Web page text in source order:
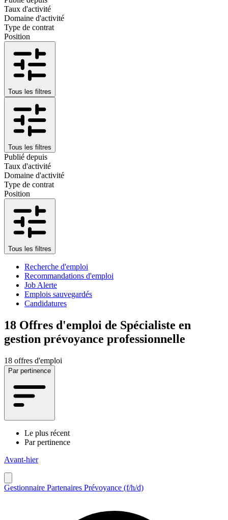
Taux d'activité
Domaine d'activité
Type de contrat
Position
Tous les filtres
Tous les filtres
Publié depuis
Taux d'activité
Domaine d'activité
Type de contrat
Position
Tous les filtres
Recherche d'emploi
Recommandations d'emploi
Job Alerte
Emplois sauvegardés
Candidatures
18 Offres d'emploi de Spécialiste en
gestion prévoyance professionnelle
18 offres d'emploi
Par pertinence
Le plus récent
Par pertinence
Avant-hier
Gestionnaire Partenaires Prévoyance (f/h/d)